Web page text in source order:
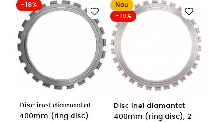
-18%
Disc inel diamantat
400mm (ring disc)
Nou
-16%
Disc inel diamantat
400mm (ring disc), 2